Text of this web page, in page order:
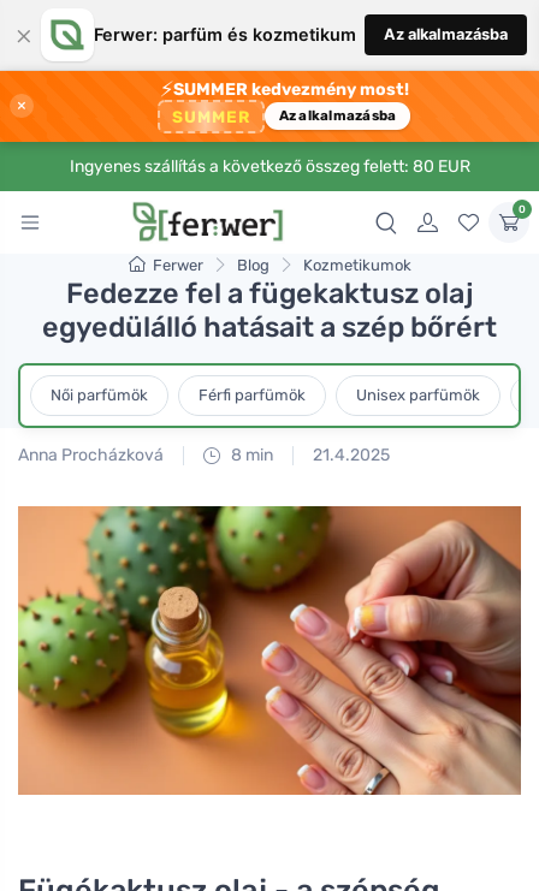
× Ferwer: parfüm és kozmetikum Az alkalmazásba
×
⚡SUMMER kedvezmény most!
SUMMER Az alkalmazásba
Ingyenes szállítás a következő összeg felett: 80 EUR
0
Ferwer Blog Kozmetikumok
Fedezze fel a fügekaktusz olaj
egyedülálló hatásait a szép bőrért
Női parfümök Férfi parfümök Unisex parfümök
Anna Procházková 8 min 21.4.2025